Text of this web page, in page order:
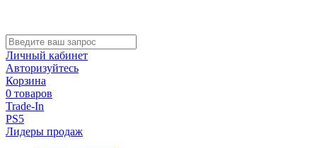
Личный кабинет
Авторизуйтесь
Корзина
0 товаров
Trade-In
PS5
Лидеры продаж